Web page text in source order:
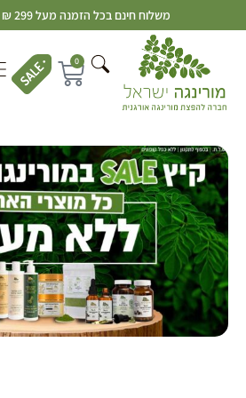
משלוח חינם בכל הזמנה מעל 299 ₪
0